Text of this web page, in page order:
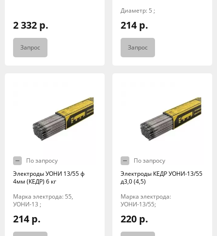
2 332 р.
Запрос
Диаметр: 5 ;
214 р.
Запрос
По запросу
Электроды УОНИ 13/55 ф
4мм (КЕДР) 6 кг
Марка электрода: 55,
УОНИ-13 ;
214 р.
По запросу
Электроды КЕДР УОНИ-13/55
д3,0 (4,5)
Марка электрода:
УОНИ-13/55;
220 р.